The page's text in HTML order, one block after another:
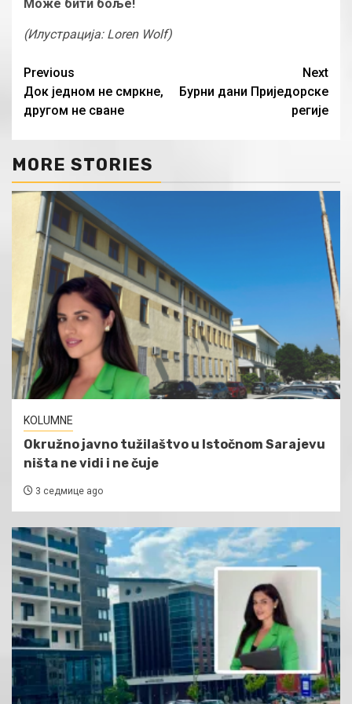
Може бити боље!
(Илустрација: Loren Wolf)
Continue
Reading
Previous
Док једном не смркне,
другом не сване
Next
Бурни дани Приједорске
регије
MORE STORIES
KOLUMNE
Okružno javno tužilaštvo u Istočnom Sarajevu
ništa ne vidi i ne čuje
3 седмице ago